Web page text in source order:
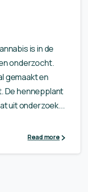
is in de
onderzocht.
gemaakt en
De hennepplant
uit onderzoek...
Read more